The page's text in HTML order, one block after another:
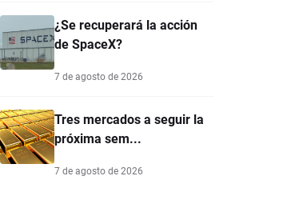
¿Se recuperará la acción
de SpaceX?
7 de agosto de 2026
Tres mercados a seguir la
próxima sem...
7 de agosto de 2026